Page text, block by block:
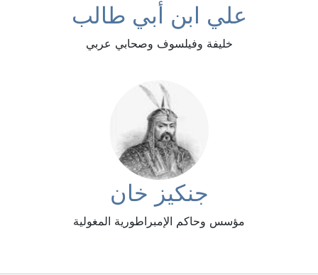
علي ابن أبي طالب
خليفة وفيلسوف وصحابي عربي
جنكيز خان
مؤسس وحاكم الإمبراطورية المغولية